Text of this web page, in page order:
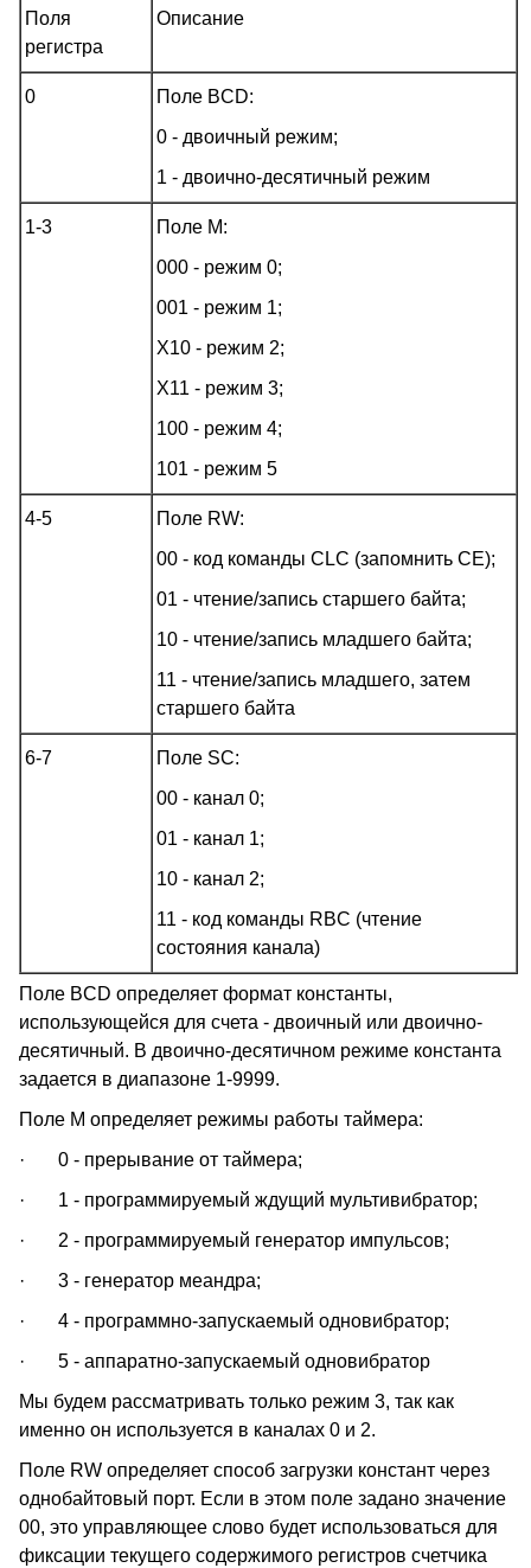
Поля
регистра
Описание
0
Поле BCD:
0 - двоичный режим;
1 - двоично-десятичный режим
1-3
Поле M:
000 - режим 0;
001 - режим 1;
X10 - режим 2;
X11 - режим 3;
100 - режим 4;
101 - режим 5
4-5
Поле RW:
00 - код команды CLC (запомнить CE);
01 - чтение/запись старшего байта;
10 - чтение/запись младшего байта;
11 - чтение/запись младшего, затем
старшего байта
6-7
Поле SC:
00 - канал 0;
01 - канал 1;
10 - канал 2;
11 - код команды RBC (чтение
состояния канала)
Поле BCD определяет формат константы,
использующейся для счета - двоичный или двоично-
десятичный. В двоично-десятичном режиме константа
задается в диапазоне 1-9999.
Поле M определяет режимы работы таймера:
· 0 - прерывание от таймера;
· 1 - программируемый ждущий мультивибратор;
· 2 - программируемый генератор импульсов;
· 3 - генератор меандра;
· 4 - программно-запускаемый одновибратор;
· 5 - аппаратно-запускаемый одновибратор
Мы будем рассматривать только режим 3, так как
именно он используется в каналах 0 и 2.
Поле RW определяет способ загрузки констант через
однобайтовый порт. Если в этом поле задано значение
00, это управляющее слово будет использоваться для
фиксации текущего содержимого регистров счетчика